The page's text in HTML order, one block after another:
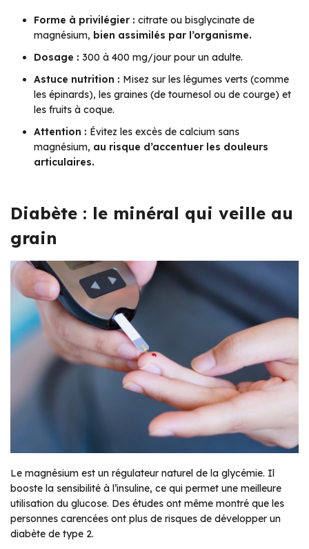
Forme à privilégier : citrate ou bisglycinate de
magnésium, bien assimilés par l’organisme.
Dosage : 300 à 400 mg/jour pour un adulte.
Astuce nutrition : Misez sur les légumes verts (comme
les épinards), les graines (de tournesol ou de courge) et
les fruits à coque.
Attention : Évitez les excès de calcium sans
magnésium, au risque d’accentuer les douleurs
articulaires.
Diabète : le minéral qui veille au
grain
Le magnésium est un régulateur naturel de la glycémie. Il
booste la sensibilité à l’insuline, ce qui permet une meilleure
utilisation du glucose. Des études ont même montré que les
personnes carencées ont plus de risques de développer un
diabète de type 2.